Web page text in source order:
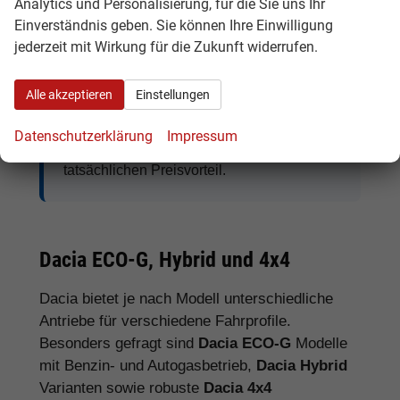
Tipp:Vergleichen Sie bei Dacia EU-
sondern auch Ausstattung, Lieferzeit,
Zusatzkosten. So erkennen Sie den
tatsächlichen Preisvorteil.
Dacia ECO-G, Hybrid und 4x4
Dacia bietet je nach Modell unterschiedliche
Antriebe für verschiedene Fahrprofile.
Besonders gefragt sind Dacia ECO-G Modelle
mit Benzin- und Autogasbetrieb, Dacia Hybrid
Varianten sowie robuste Dacia 4x4
Analytics und Personalisierung, für die Sie uns Ihr
Einverständnis geben. Sie können Ihre Einwilligung
jederzeit mit Wirkung für die Zukunft widerrufen.
Alle akzeptieren Einstellungen
Datenschutzerklärung Impressum